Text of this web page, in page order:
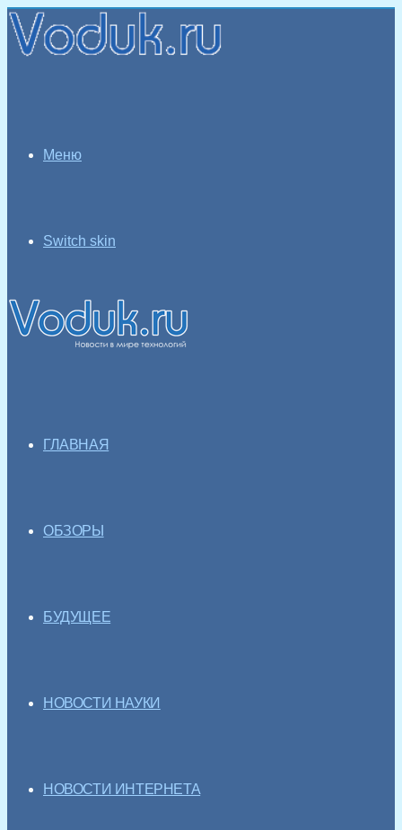
Меню
Switch skin
ГЛАВНАЯ
ОБЗОРЫ
БУДУЩЕЕ
НОВОСТИ НАУКИ
НОВОСТИ ИНТЕРНЕТА